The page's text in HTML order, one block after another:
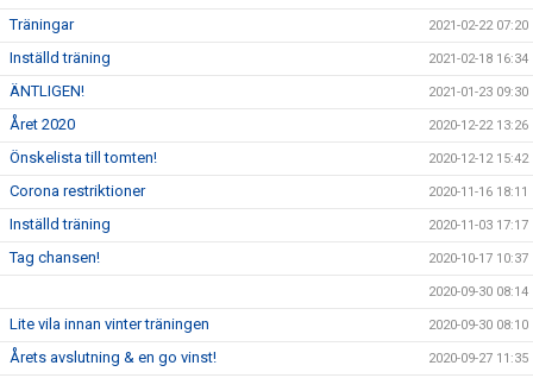
Träningar 2021-02-22 07:20
Inställd träning 2021-02-18 16:34
ÄNTLIGEN! 2021-01-23 09:30
Året 2020 2020-12-22 13:26
Önskelista till tomten! 2020-12-12 15:42
Corona restriktioner 2020-11-16 18:11
Inställd träning 2020-11-03 17:17
Tag chansen! 2020-10-17 10:37
2020-09-30 08:14
Lite vila innan vinter träningen 2020-09-30 08:10
Årets avslutning & en go vinst! 2020-09-27 11:35